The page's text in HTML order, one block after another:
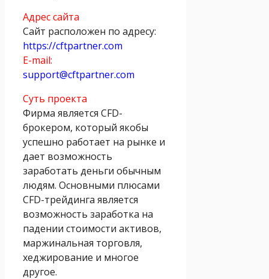
Адрес сайта
Сайт расположен по адресу:
https://cftpartner.com
E-mail:
support@cftpartner.com
Суть проекта
Фирма является CFD-
брокером, который якобы
успешно работает на рынке и
дает возможность
заработать деньги обычным
людям. Основными плюсами
CFD-трейдинга является
возможность заработка на
падении стоимости активов,
маржинальная торговля,
хеджирование и многое
другое.